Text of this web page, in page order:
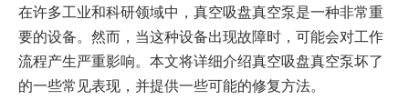
在许多工业和科研领域中，真空吸盘真空泵是一种非常重
要的设备。然而，当这种设备出现故障时，可能会对工作
流程产生严重影响。本文将详细介绍真空吸盘真空泵坏了
的一些常见表现，并提供一些可能的修复方法。